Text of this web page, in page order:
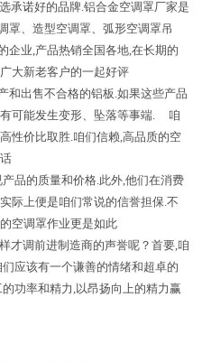
承诺好的品牌.铝合金空调罩厂家是
罩、造型空调罩、弧形空调罩吊
企业,产品热销全国各地,在长期的
大新老客户的一起好评
和出售不合格的铝板.如果这些产品
可能发生变形、坠落等事端. 咱
性价比取胜.咱们信赖,高品质的空
品的质量和价格.此外,他们在消费
际上便是咱们常说的信誉担保.不
空调罩作业更是如此
才调前进制造商的声誉呢？首要,咱
应该有一个谦善的情绪和超卓的
功率和精力,以昂扬向上的精力赢